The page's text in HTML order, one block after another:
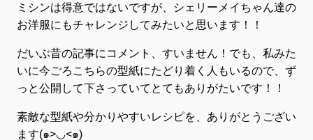
ミシンは得意ではないですが、シェリーメイちゃん達の
お洋服にもチャレンジしてみたいと思います！！
だいぶ昔の記事にコメント、すいません！でも、私みた
いに今ごろこちらの型紙にたどり着く人もいるので、ず
っと公開して下さっていてとてもありがたいです！！
素敵な型紙や分かりやすいレシピを、ありがとうござい
ます(๑>◡<๑)